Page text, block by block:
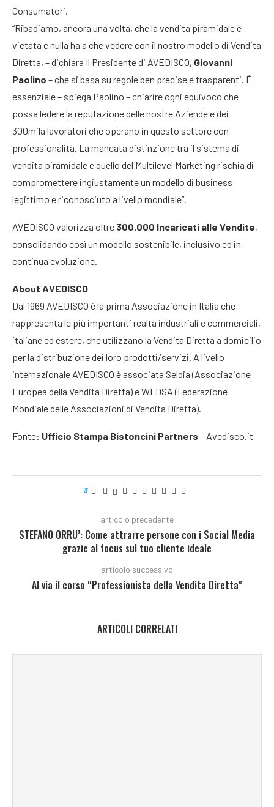
Consumatori.
“Ribadiamo, ancora una volta, che la vendita piramidale è
vietata e nulla ha a che vedere con il nostro modello di Vendita
Diretta, – dichiara Il Presidente di AVEDISCO, Giovanni
Paolino – che si basa su regole ben precise e trasparenti. È
essenziale – spiega Paolino – chiarire ogni equivoco che
possa ledere la reputazione delle nostre Aziende e dei
300mila lavoratori che operano in questo settore con
professionalità. La mancata distinzione tra il sistema di
vendita piramidale e quello del Multilevel Marketing rischia di
compromettere ingiustamente un modello di business
legittimo e riconosciuto a livello mondiale”.
AVEDISCO valorizza oltre 300.000 Incaricati alle Vendite,
consolidando così un modello sostenibile, inclusivo ed in
continua evoluzione.
About AVEDISCO
Dal 1969 AVEDISCO è la prima Associazione in Italia che
rappresenta le più importanti realtà industriali e commerciali,
italiane ed estere, che utilizzano la Vendita Diretta a domicilio
per la distribuzione dei loro prodotti/servizi. A livello
internazionale AVEDISCO è associata Seldia (Associazione
Europea della Vendita Diretta) e WFDSA (Federazione
Mondiale delle Associazioni di Vendita Diretta).
Fonte: Ufficio Stampa Bistoncini Partners – Avedisco.it
3
articolo precedente
STEFANO ORRU’: Come attrarre persone con i Social Media
grazie al focus sul tuo cliente ideale
articolo successivo
Al via il corso “Professionista della Vendita Diretta”
ARTICOLI CORRELATI